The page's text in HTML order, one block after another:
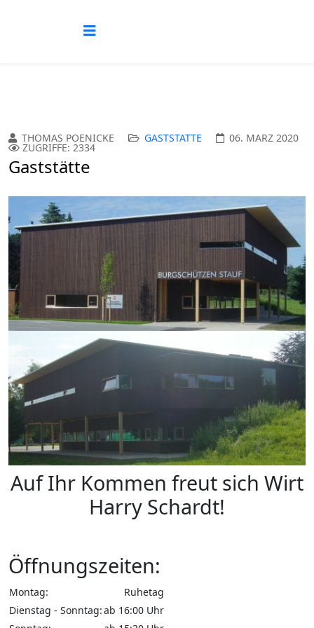
THOMAS POENICKE GASTSTÄTTE 06. MÄRZ 2020
ZUGRIFFE: 2334
Gaststätte
Auf Ihr Kommen freut sich Wirt
Harry Schardt!
Öffnungszeiten:
Montag:
Ruhetag
Dienstag - Sonntag:ab 16:00 Uhr